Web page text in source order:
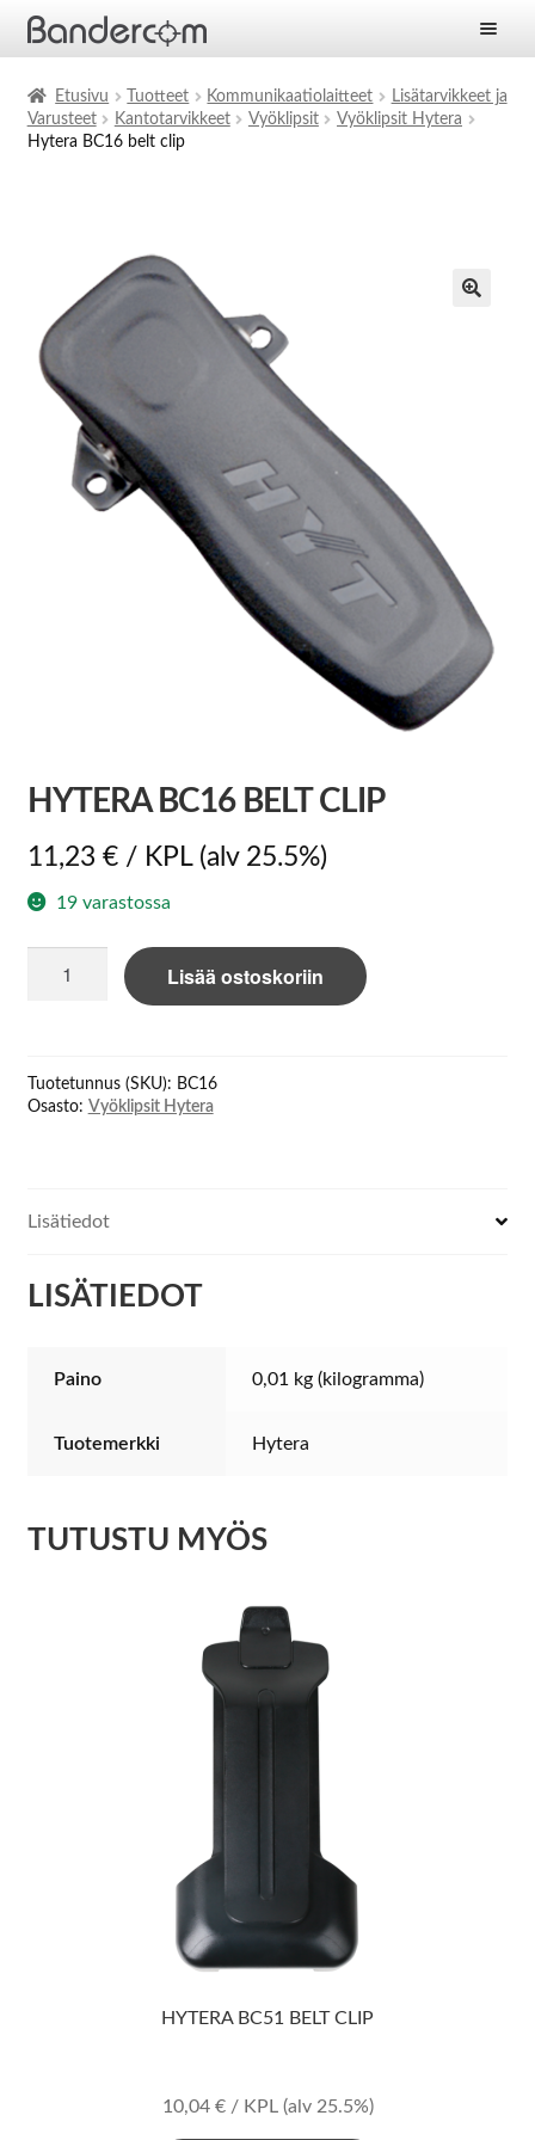
Tuotteet
valikko
Yritys
Ajankohtaista
Yhteystiedot
Etusivu Tuotteet Kommunikaatiolaitteet
Lisätarvikkeet ja
Varusteet
Kantotarvikkeet Vyöklipsit
Vyöklipsit Hytera
Hytera BC16 belt clip
HYTERA BC16 BELT CLIP
11,23 €/ KPL (alv 25.5%)
19 varastossa
BC16
Lisää ostoskoriin
Tuotetunnus (SKU): BC16
Osasto: Vyöklipsit Hytera
Lisätiedot
LISÄTIEDOT
Paino 0,01 kg (kilogramma)
Tuotemerkki Hytera
TUTUSTU MYÖS
HYTERA BC51 BELT CLIP
10,04 €/ KPL (alv 25.5%)